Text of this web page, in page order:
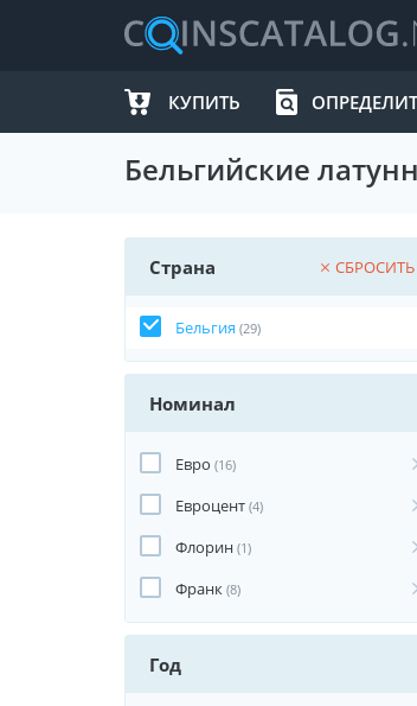
КУПИТЬ
Бельгийские
Страна СБРОСИТЬ
Бельгия (29)
Номинал
Евро (16)
Евроцент (4)
Флорин (1)
Франк (8)
Год